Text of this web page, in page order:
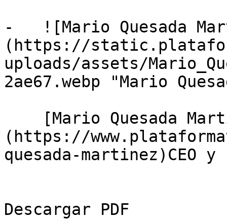
-   ![Mario Quesada
(https://
uploads/assets/
2ae67.webp "Mario
(https://
quesada-martinez)CEO y
Descargar PDF